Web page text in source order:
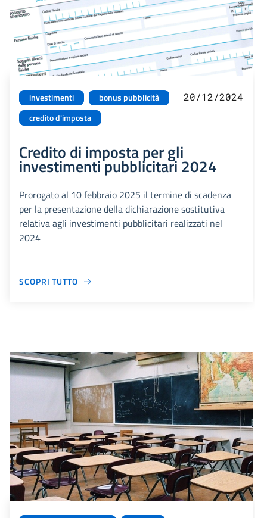
investimenti
bonus pubblicità
credito d'imposta
20/12/2024
Credito di imposta per gli
investimenti pubblicitari 2024
Prorogato al 10 febbraio 2025 il termine di scadenza
per la presentazione della dichiarazione sostitutiva
relativa agli investimenti pubblicitari realizzati nel
2024
SCOPRI TUTTO